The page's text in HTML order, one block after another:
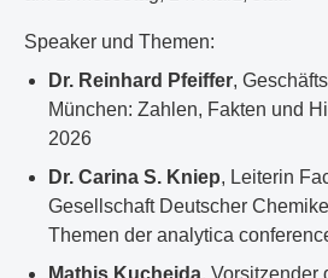
Speaker und Themen:
Dr. Reinhard Pfeiffer,
München: Zahlen, Fakten und
2026
Dr. Carina S. Kniep, Leiterin
Gesellschaft Deutscher
Themen der analytica
Mathis Kuchejda, Vorsitzender